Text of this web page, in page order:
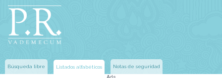
Búsqueda libre Listados alfabéticos
Notas de seguridad